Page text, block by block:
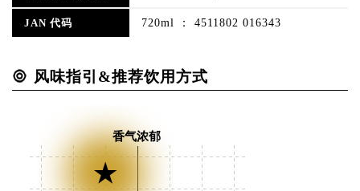
JAN 代码 720ml ： 4511802 016343
风味指引&推荐饮用方式
香气浓郁